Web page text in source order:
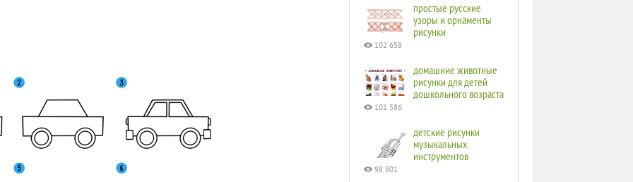
простые русские
узоры и орнаменты
рисунки
102 658
домашние животные
рисунки для детей
дошкольного возраста
101 586
детские рисунки
музыкальных
инструментов
98 801